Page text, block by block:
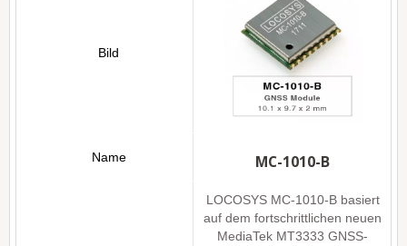
MC-1010-B
LOCOSYS MC-1010-B basiert
auf dem fortschrittlichen neuen
MediaTek MT3333 GNSS-